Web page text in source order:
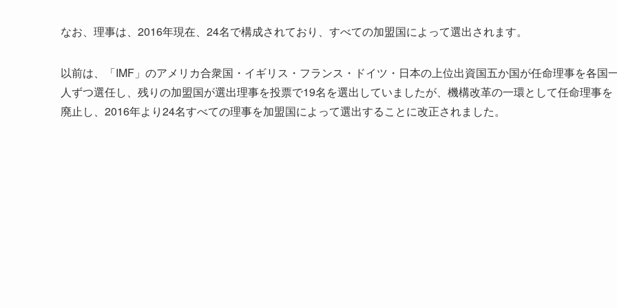
なお、理事は、2016年現在、24名で構成されており、すべての加盟国によって選出されます。
以前は、「IMF」のアメリカ合衆国・イギリス・フランス・ドイツ・日本の上位出資国五か国が任命理事を各国
人ずつ選任し、残りの加盟国が選出理事を投票で19名を選出していましたが、機構改革の一環として任命理事を
廃止し、2016年より24名すべての理事を加盟国によって選出することに改正されました。